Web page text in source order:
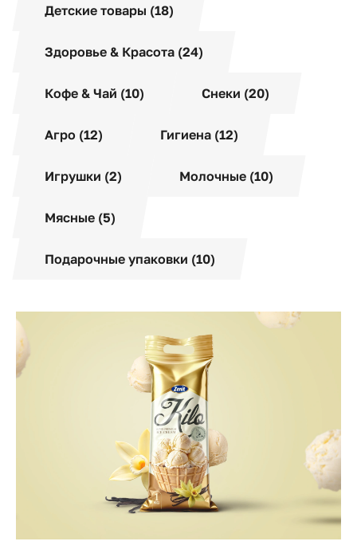
Детские товары (18)
Здоровье & Красота (24)
Кофе & Чай (10) Снеки (20)
Агро (12) Гигиена (12)
Игрушки (2) Молочные (10)
Мясные (5)
Подарочные упаковки (10)